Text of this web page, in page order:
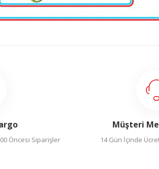
görüntülenemiyor.
bulunuyor.
Öncesi Siparişler
Müşteri
14 Gün İçinde